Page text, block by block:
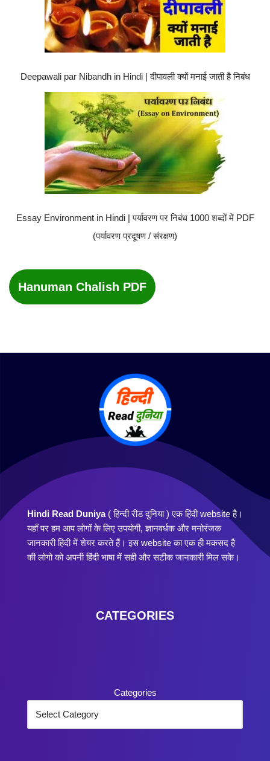
Deepawali par Nibandh in Hindi | दीपावली क्यों मनाई जाती है निबंध
Essay Environment in Hindi | पर्यावरण पर निबंध 1000 शब्दों में PDF
(पर्यावरण प्रदूषण / संरक्षण)
Hanuman Chalish PDF
Hindi Read Duniya( हिन्दी रीड दुनिया ) एक हिंदी website है।
यहाँ पर हम आप लोगों के लिए उपयोगी, ज्ञानवर्धक और मनोरंजक
जानकारी हिंदी में शेयर करते हैं। इस website का एक ही मकसद है
की लोगो को अपनी हिंदी भाषा में सही और सटीक जानकारी मिल सके।
CATEGORIES
Categories